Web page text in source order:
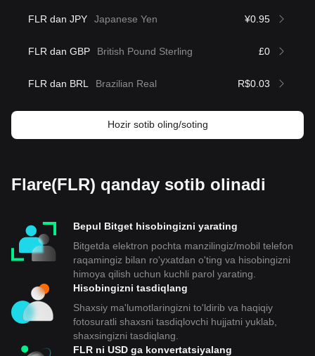
FLR dan JPY Japanese Yen ¥0.95
FLR dan GBP British Pound Sterling £0
FLR dan BRL Brazilian Real R$0.03
Hozir sotib oling/soting
Flare(FLR) qanday sotib olinadi
Bepul Bitget hisobingizni yarating
Bitgetda elektron pochta manzilingiz/mobil telefon
raqamingiz bilan ro'yxatdan o'ting va hisobingizni
himoya qilish uchun kuchli parol yarating.
Hisobingizni tasdiqlang
Shaxsiy ma'lumotlaringizni to'ldirib va haqiqiy
fotosuratli shaxsni tasdiqlovchi hujjatni yuklab,
shaxsingizni tasdiqlang.
FLR ni USD ga konvertatsiyalang